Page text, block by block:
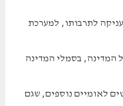
לתרבותו, למערכת
המדינה, בסמלי המדינה
לאומיים נוספים, שגם